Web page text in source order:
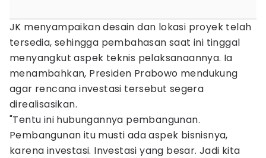
JK menyampaikan desain dan lokasi proyek telah
tersedia, sehingga pembahasan saat ini tinggal
menyangkut aspek teknis pelaksanaannya. Ia
menambahkan, Presiden Prabowo mendukung
agar rencana investasi tersebut segera
direalisasikan.
"Tentu ini hubungannya pembangunan.
Pembangunan itu musti ada aspek bisnisnya,
karena investasi. Investasi yang besar. Jadi kita